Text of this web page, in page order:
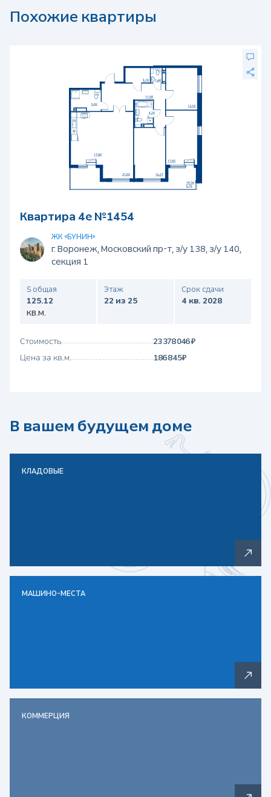
Похожие квартиры
Квартира 4е №1454
ЖК «БУНИН»
г. Воронеж, Московский пр-т, з/у 138, з/у 140,
секция 1
S общая
125.12
кв.м.
Этаж
22 из 25
Срок сдачи
4 кв. 2028
Стоимость
23 378 046 ₽
Цена за кв.м.
186 845 ₽
В вашем будущем доме
КЛАДОВЫЕ
МАШИНО-МЕСТА
КОММЕРЦИЯ